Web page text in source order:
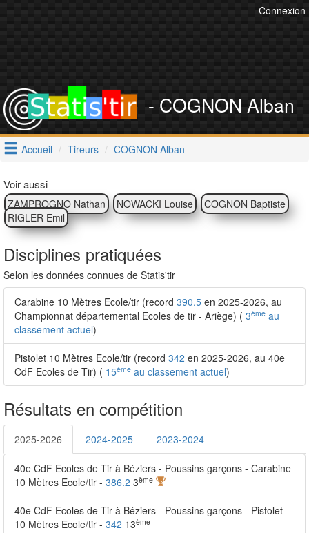
Connexion
- COGNON Alban
Accueil Tireurs COGNON Alban
Voir aussi
ZAMPROGNO Nathan NOWACKI Louise
COGNON Baptiste
RIGLER Emil
Disciplines pratiquées
Selon les données connues de Statis'tir
Carabine 10 Mètres Ecole/tir (record 390.5 en 2025-2026, au
Championnat départemental Ecoles de tir - Ariège) ( 3ème au
classement actuel)
Pistolet 10 Mètres Ecole/tir (record 342 en 2025-2026, au 40e
CdF Ecoles de Tir) ( 15ème au classement actuel)
Résultats en compétition
2025-2026 2024-2025 2023-2024
40e CdF Ecoles de Tir à Béziers - Poussins garçons - Carabine
10 Mètres Ecole/tir - 386.2 3ème
40e CdF Ecoles de Tir à Béziers - Poussins garçons - Pistolet
10 Mètres Ecole/tir - 342 13ème